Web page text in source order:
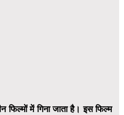
फिल्मों में गिना जाता है। इस फिल्म